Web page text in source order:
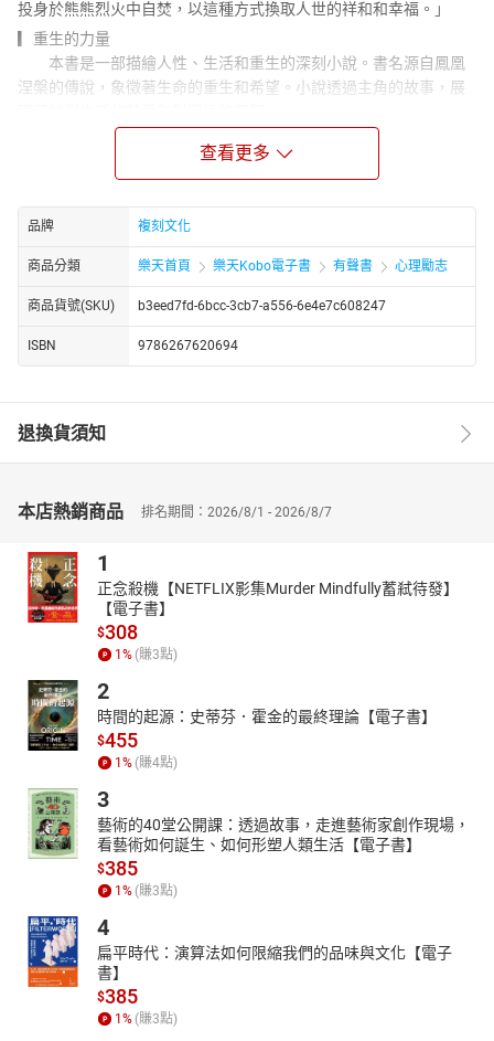
投身於熊熊烈火中自焚，以這種方式換取人世的祥和和幸福。」
▎重生的力量
本書是一部描繪人性、生活和重生的深刻小說。書名源自鳳凰
涅槃的傳說，象徵著生命的重生和希望。小說透過主角的故事，展
小說的自序部分，作者以自己的觀點出發，探討了生命的意義
七十五歲才埋葬。」這句話引發了對生命深度的思考。作者透過自
己的生活經歷，表達了對平凡生活的珍惜和對生命花開花謝的體
驗。她願意像滿天繁星中的一顆，即使弱小，也要發出自己的光，
給予別人溫暖和指引。這種對生活的熱愛和對他人的關懷，成為了
她寫作的動力和目的。
▎重生的過程
小說的正文部分，透過一系列生活片段，展現了人物在面對生
特別是母親在面對生活的艱難和挑戰時，選擇了堅強和奮鬥，用自
己的行動影響並激勵著孩子。而繼父則透過自己的愛和責任，給予
反映了家庭和社會對個人成長的影響。
在小說的後半部分，作者透過對母親和繼父生活的回顧，探討
了生命的意義和愛的傳承。母親在繼父去世後，依然保持著對生活
的熱愛和對孩子的關愛，她的堅強和愛成為了孩子們成長的動力。
而繼父的愛和責任，則在孩子們心中留下了深刻的印象，影響著他
們的一生。小說最後，作者透過對母親和繼父的回憶，表達了對生
命的尊重和對愛的傳承的認知。這些故事讓讀者感受到，無論生活
多麼艱難，只要有愛，就有希望和力量。
【本書特色】：
本書以重生和希望為主題，透過真實感人的故事，展現了人們在逆
境中尋求重生的力量。書中深刻描繪了家庭關係、愛情和生活挑
戰，引人深思生命的意義。
查看更多
品牌 複刻文化
商品分類 樂天首頁 樂天Kobo電子書 有聲書 心理勵志
商品貨號(SKU) b3eed7fd-6bcc-3cb7-a556-6e4e7c608247
ISBN 9786267620694
退換貨須知
本店熱銷商品 排名期間：2026/8/1 - 2026/8/7
1
正念殺機【NETFLIX影集Murder Mindfully蓄弒待發】
【電子書】
$308
1 % (賺3點)
2
時間的起源：史蒂芬．霍金的最終理論【電子書】
$455
1 % (賺4點)
3
藝術的40堂公開課：透過故事，走進藝術家創作現場，
看藝術如何誕生、如何形塑人類生活【電子書】
$385
1 % (賺3點)
4
扁平時代：演算法如何限縮我們的品味與文化【電子
書】
$385
1 % (賺3點)